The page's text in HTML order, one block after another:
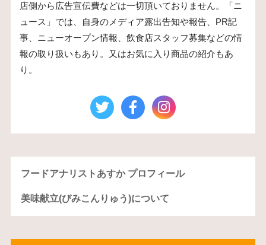
店側から広告宣伝費などは一切頂いておりません。「ニ
ュース」では、自身のメディア露出告知や報告、PR記
事、ニューオープン情報、飲食店スタッフ募集などの情
報の取り扱いもあり。又はお気に入り商品の紹介もあ
り。
フードアナリストあすか プロフィール
美味献立(びみこんりゅう)について